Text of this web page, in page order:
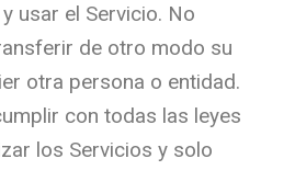
usar el Servicio. No
de otro modo su
otra persona o entidad.
con todas las leyes
los Servicios y solo